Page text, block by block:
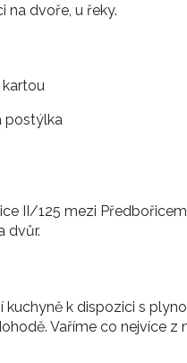
na dvoře, u řeky.
postýlka
II/125 mezi
dvůr.
k dispozici s
Vaříme co nejvíce z